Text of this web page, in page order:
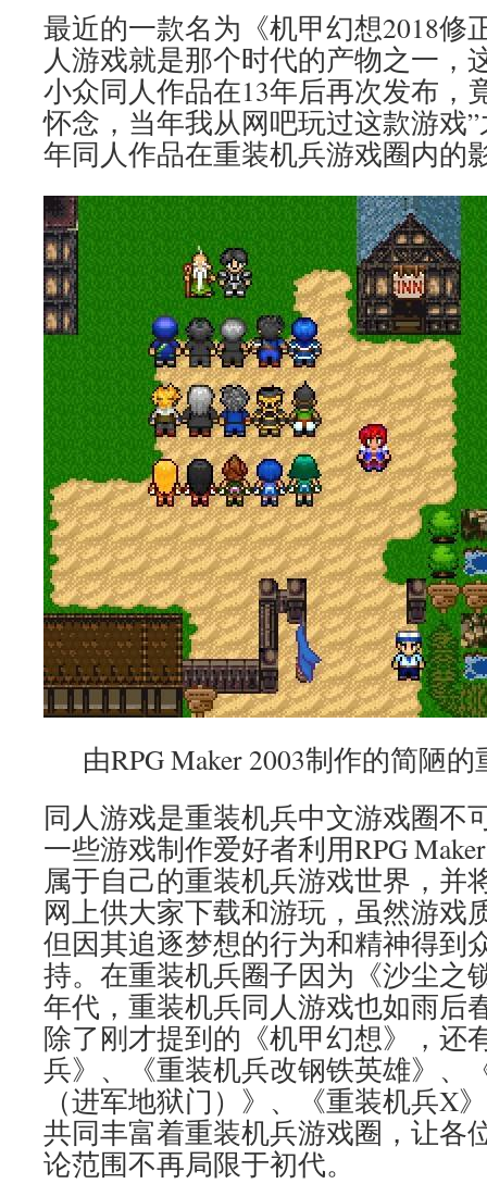
最近的一款名为《机甲幻想2018修
人游戏就是那个时代的产物之一，
小众同人作品在13年后再次发布，
怀念，当年我从网吧玩过这款游戏
年同人作品在重装机兵游戏圈内的
由RPG Maker 2003制作的简陋
同人游戏是重装机兵中文游戏圈不
一些游戏制作爱好者利用RPG
属于自己的重装机兵游戏世界，并
网上供大家下载和游玩，虽然游戏
但因其追逐梦想的行为和精神得到
持。在重装机兵圈子因为《沙尘之
年代，重装机兵同人游戏也如雨后
除了刚才提到的《机甲幻想》，还
兵》、《重装机兵改钢铁英雄》、
（进军地狱门）》、《重装机兵X
共同丰富着重装机兵游戏圈，让各
论范围不再局限于初代。